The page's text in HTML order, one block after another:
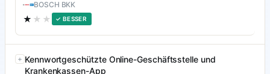
BOSCH BKK
★ ★★ ✓ BESSER
Kennwortgeschützte Online-Geschäftsstelle und
Krankenkassen-App